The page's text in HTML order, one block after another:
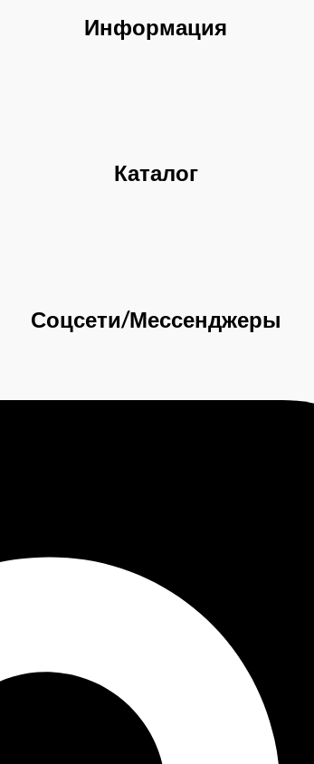
Информация
Каталог
Соцсети/Мессенджеры